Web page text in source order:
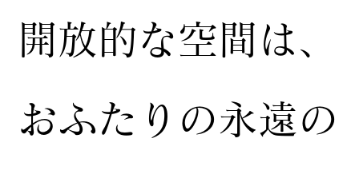
開放的な空間は、
おふたりの永遠の